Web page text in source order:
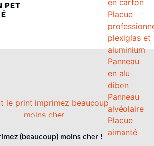
en carton
Plaque
plexiglas et
aluminium
Panneau
en alu
dibon
Panneau
alvéolaire
Plaque
aimanté
PET
(beaucoup) moins cher !